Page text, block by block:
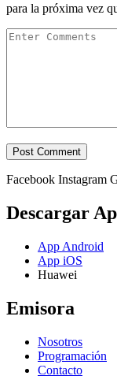
para la próxima vez
Facebook Instagram
Descargar
App Android
App iOS
Huawei
Emisora
Nosotros
Programación
Contacto